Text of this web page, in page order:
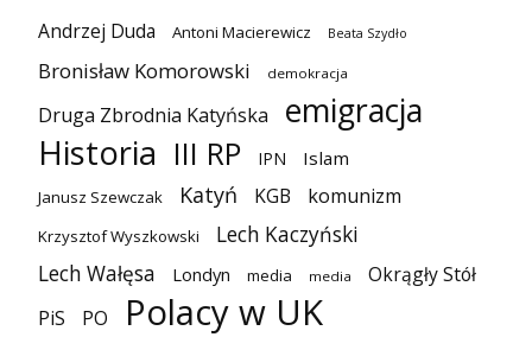
Andrzej Duda Antoni Macierewicz Beata Szydło
Bronisław Komorowski demokracja
Druga Zbrodnia Katyńska
emigracja
Historia III RP IPN Islam
Janusz Szewczak Katyń KGB komunizm
Krzysztof Wyszkowski
Lech Kaczyński
Lech Wałęsa
Londyn media media
Okrągły Stół
PiS
PO Polacy w UK